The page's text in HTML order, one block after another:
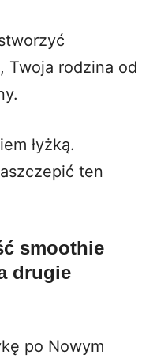
Twoja rodzina od
łyżką.
ten
smoothie
drugie
po Nowym